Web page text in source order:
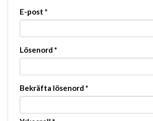
E-post *
Lösenord *
Bekräfta lösenord *